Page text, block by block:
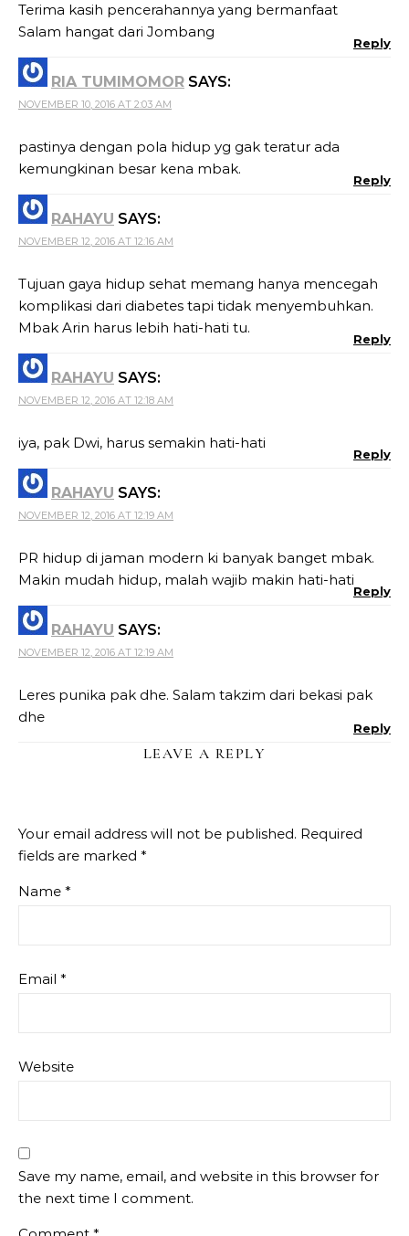
Terima kasih pencerahannya yang bermanfaat
Salam hangat dari Jombang
Reply
RIA TUMIMOMOR SAYS:
NOVEMBER 10, 2016 AT 2:03 AM
pastinya dengan pola hidup yg gak teratur ada
kemungkinan besar kena mbak.
Reply
RAHAYU SAYS:
NOVEMBER 12, 2016 AT 12:16 AM
Tujuan gaya hidup sehat memang hanya mencegah
komplikasi dari diabetes tapi tidak menyembuhkan.
Mbak Arin harus lebih hati-hati tu.
Reply
RAHAYU SAYS:
NOVEMBER 12, 2016 AT 12:18 AM
iya, pak Dwi, harus semakin hati-hati
Reply
RAHAYU SAYS:
NOVEMBER 12, 2016 AT 12:19 AM
PR hidup di jaman modern ki banyak banget mbak.
Makin mudah hidup, malah wajib makin hati-hati
Reply
RAHAYU SAYS:
NOVEMBER 12, 2016 AT 12:19 AM
Leres punika pak dhe. Salam takzim dari bekasi pak
dhe
Reply
LEAVE A REPLY
Your email address will not be published. Required
fields are marked *
Name *
Email *
Website
Save my name, email, and website in this browser for
the next time I comment.